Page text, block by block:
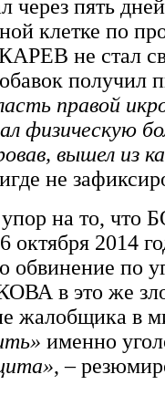
через пять
клетке по
не стал
получил
правой
физическую
вышел из
не
упор на то,
октября 2014
обвинение по
в это же
жалобщика в
именно
, –